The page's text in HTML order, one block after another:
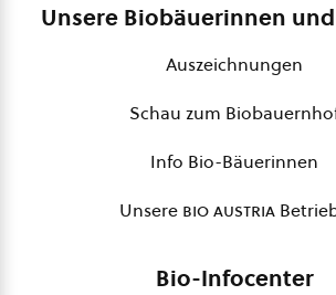
Unsere Biobäuerinnen
Auszeichnungen
Schau zum
Info Bio-Bäuerinnen
Unsere bio austria
Bio-Infocenter